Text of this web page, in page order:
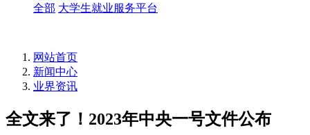
全部 大学生就业服务平台
网站首页
新闻中心
业界资讯
全文来了！2023年中央一号文件公布